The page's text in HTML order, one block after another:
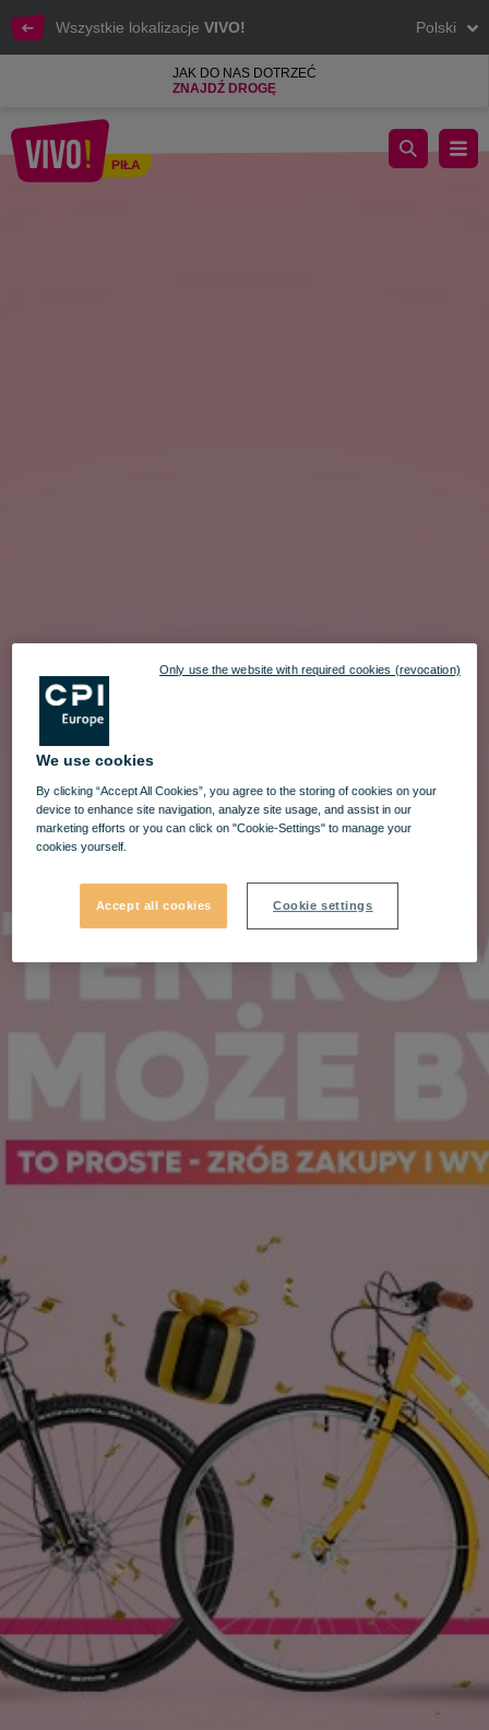
Wszystkie lokalizacje VIVO! Polski
JAK DO NAS DOTRZEĆ
ZNAJDŹ DROGĘ
PIŁA
Ten rower może być Twój, a Twój obecny ... odzyska blask!!
We use cookies
By clicking “Accept All Cookies”, you agree to the storing of cookies on your
device to enhance site navigation, analyze site usage, and assist in our
marketing efforts or you can click on "Cookie-Settings" to manage your
cookies yourself.
Accept all cookies Cookie settings
Only use the website with required cookies (revocation)